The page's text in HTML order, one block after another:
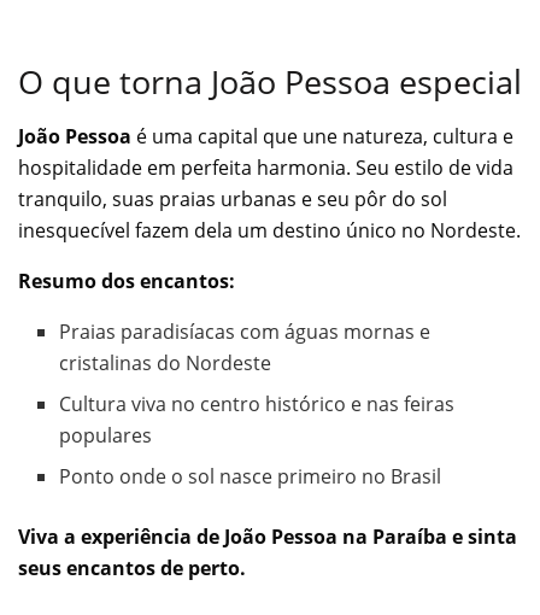
O que torna João Pessoa especial
João Pessoa é uma capital que une natureza, cultura e
hospitalidade em perfeita harmonia. Seu estilo de vida
tranquilo, suas praias urbanas e seu pôr do sol
inesquecível fazem dela um destino único no Nordeste.
Resumo dos encantos:
Praias paradisíacas com águas mornas e
cristalinas do Nordeste
Cultura viva no centro histórico e nas feiras
populares
Ponto onde o sol nasce primeiro no Brasil
Viva a experiência de João Pessoa na Paraíba e sinta
seus encantos de perto.